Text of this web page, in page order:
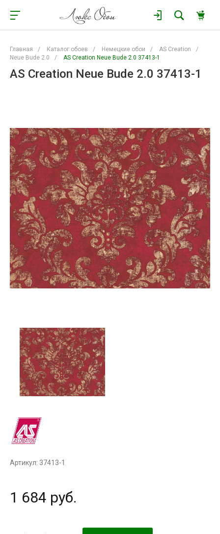
Главная / Каталог обоев / Немецкие обои / AS Creation
/
Neue Bude 2.0
/ AS Creation Neue Bude 2.0 37413-1
AS Creation Neue Bude 2.0 37413-1
Артикул: 37413-1
1 684 руб.